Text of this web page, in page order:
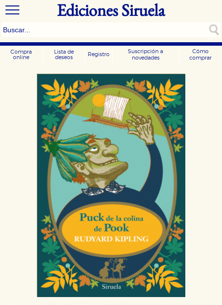
Ediciones Siruela
Compra
online
Lista de
deseos
Registro
Suscripción a
novedades
Cómo
comprar